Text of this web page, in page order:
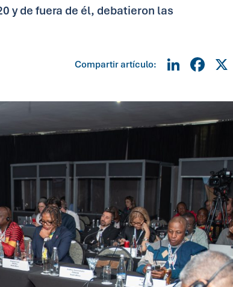
y de fuera de él, debatieron las
Compartir artículo: